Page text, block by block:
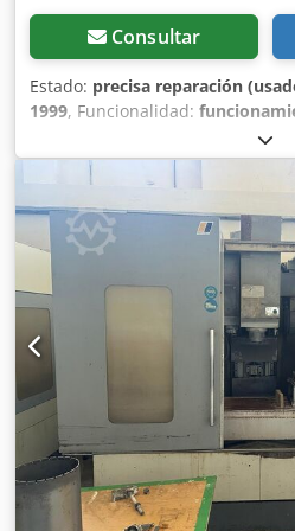
velocidades de desplazamiento,
dinámico y una precisión a nivel
componentes complejos con una
acabado superficial
en aplicaciones como: *
Paneles frontales y carcasas
Piezas de ingeniería de
Componentes aeroespaciales *
Plásticos y polímeros de
grabado * Prototipos y
Beneficios clave: ✔ Tecnología
velocidad para reducir los
superficiales excepcionales
secundarias. ✔ Amplia área de
gran tamaño o producción
operativos gracias a la eficiente
Precisión y repetibilidad
materiales no ferrosos. ✔
prototipos hasta la producción
ampliando la capacidad de
centros de mecanizado más
Consultar
Estado: precisa reparación
1999, Funcionalidad:
FSS 400 /
X:1,120 mm, longitud de
de avance eje Z:
400 mm , peso
una fresadora UNITECH FSS
las fotos. La máquina es de
acoplamiento de avance está
reemplazado o reparado.
instalado un sistema de control
Portaherramientas: SK50
mm La recogida y la carga
pagadas por el cliente.